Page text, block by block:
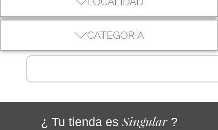
CATEGORÍA
¿ Tu tienda es Singular?